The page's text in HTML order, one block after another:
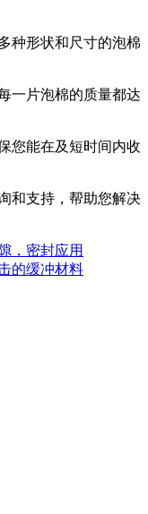
种形状和尺寸的泡棉
一片泡棉的质量都达
您能在及短时间内收
和支持，帮助您解决
，密封应用
的缓冲材料